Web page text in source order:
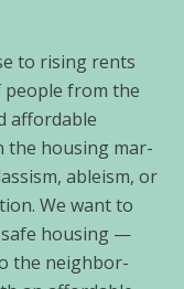
to rising rents
peo­p­le from the
afforda­ble
the housing mar­
ableism, or
We want to
housing —
the neigh­bor­